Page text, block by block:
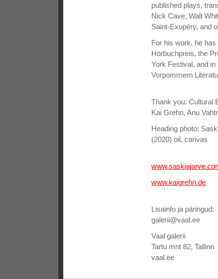
published plays,
Nick Cave, Walt
Saint-Exupéry, and
For his work, he
Hörbuchpreis, the
York Festival, and
Vorpommern
Thank you: Cultural
Kai Grehn, Anu
Heading photo:
(2020) oil, canvas
www.kaigrehn.de
Lisainfo ja päringud:
galerii@vaal.ee
Vaal galerii
Tartu mnt 82, Tallinn
vaal.ee